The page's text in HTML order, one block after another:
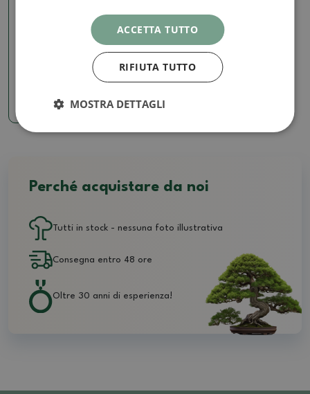
Terreni per kokedam
Pomice 33 litri 3-7 mm
297b-pemza33l_3-7
Perché acquistare da noi
Tutti in stock - nessuna foto illustrativa
Consegna entro 48 ore
Oltre 30 anni di esperienza!
ACCETTA TUTTO
RIFIUTA TUTTO
MOSTRA DETTAGLI